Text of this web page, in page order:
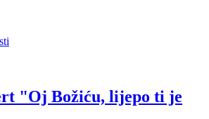
"Oj Božiću, lijepo ti je